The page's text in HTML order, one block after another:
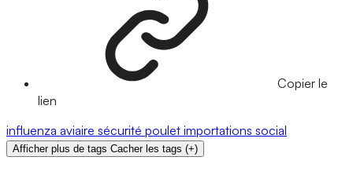
Copier le
lien
influenza aviaire sécurité poulet importations social
Afficher plus de tags Cacher les tags (+)